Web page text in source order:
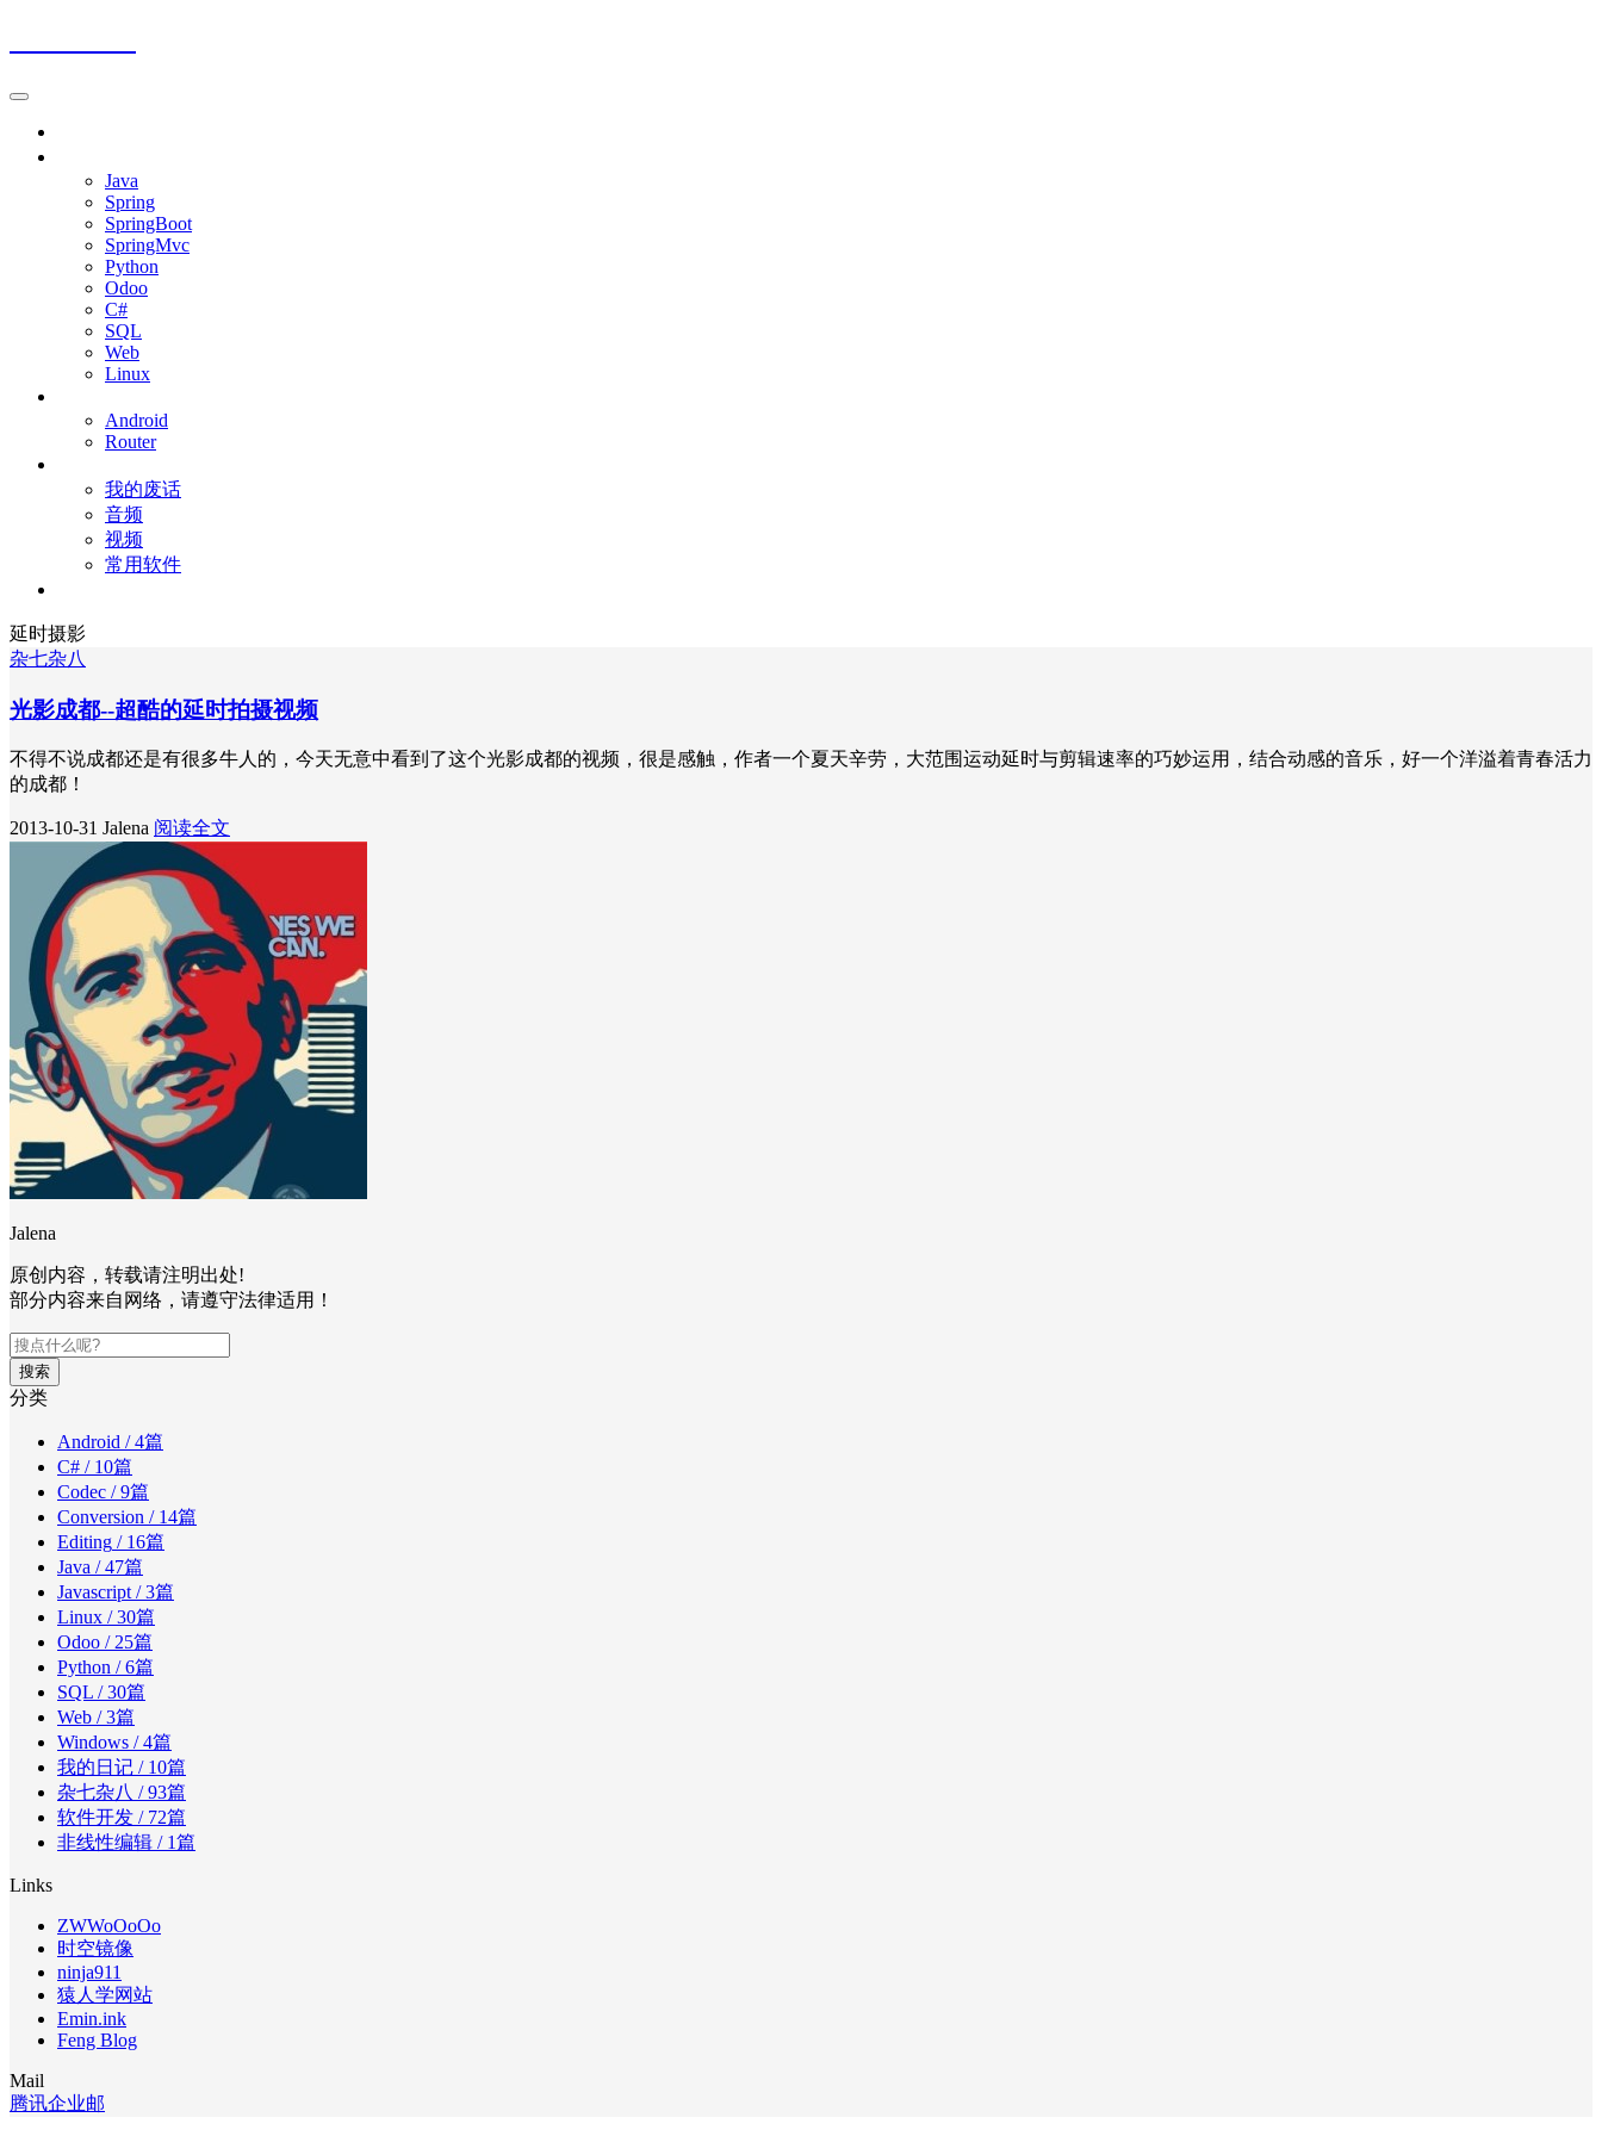
Java
Spring
SpringBoot
SpringMvc
Python
Odoo
C#
SQL
Web
Linux
Android
Router
我的废话
音频
视频
常用软件
延时摄影
杂七杂八
光影成都--超酷的延时拍摄视频
不得不说成都还是有很多牛人的，今天无意中看到了这个光影成都的视频，很是感触，作者一个夏天辛劳，大范围运动延时与剪辑速率的巧妙运用，结合动感的音乐，好一个洋溢着青春活力
的成都！
2013-10-31 Jalena 阅读全文
Jalena
原创内容，转载请注明出处!
部分内容来自网络，请遵守法律适用！
搜索
分类
Android / 4篇
C# / 10篇
Codec / 9篇
Conversion / 14篇
Editing / 16篇
Java / 47篇
Javascript / 3篇
Linux / 30篇
Odoo / 25篇
Python / 6篇
SQL / 30篇
Web / 3篇
Windows / 4篇
我的日记 / 10篇
杂七杂八 / 93篇
软件开发 / 72篇
非线性编辑 / 1篇
Links
ZWWoOoOo
时空镜像
ninja911
猿人学网站
Emin.ink
Feng Blog
Mail
腾讯企业邮